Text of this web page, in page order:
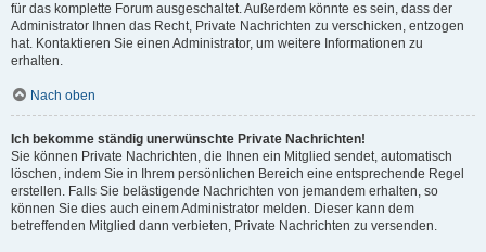
für das komplette Forum ausgeschaltet. Außerdem könnte es sein, dass der
Administrator Ihnen das Recht, Private Nachrichten zu verschicken, entzogen
hat. Kontaktieren Sie einen Administrator, um weitere Informationen zu
erhalten.
Nach oben
Ich bekomme ständig unerwünschte Private Nachrichten!
Sie können Private Nachrichten, die Ihnen ein Mitglied sendet, automatisch
löschen, indem Sie in Ihrem persönlichen Bereich eine entsprechende Regel
erstellen. Falls Sie belästigende Nachrichten von jemandem erhalten, so
können Sie dies auch einem Administrator melden. Dieser kann dem
betreffenden Mitglied dann verbieten, Private Nachrichten zu versenden.